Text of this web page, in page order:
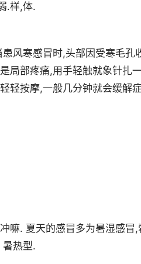
.样,体.
风寒感冒时,头部因受寒毛孔
局部疼痛,用手轻触就象针扎
轻按摩,一般几分钟就会缓解
嘛. 夏天的感冒多为暑湿感冒,
暑热型.